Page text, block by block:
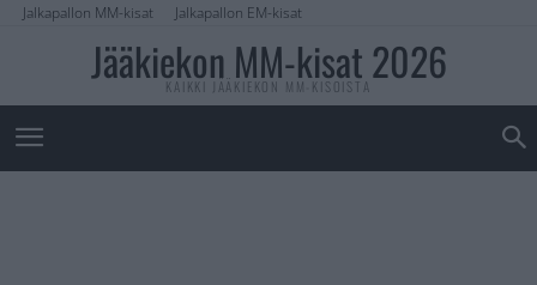
Jalkapallon MM-kisat Jalkapallon EM-kisat
Jääkiekon MM-kisat 2026
KAIKKI JÄÄKIEKON MM-KISOISTA